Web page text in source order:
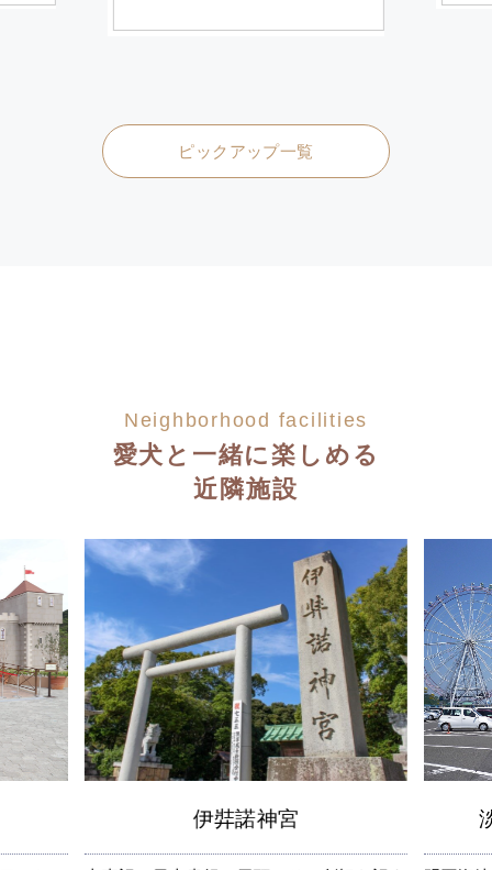
ピックアップ一覧
Neighborhood facilities
愛犬と一緒に楽しめる
近隣施設
伊弉諾神宮